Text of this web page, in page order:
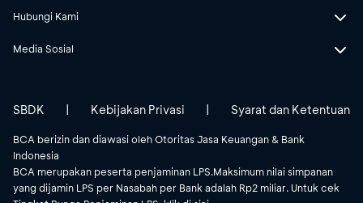
Hubungi Kami
Media Sosial
BCA berizin dan diawasi oleh Otoritas Jasa Keuangan & Bank
Indonesia
BCA merupakan peserta penjaminan LPS.Maksimum nilai simpanan
yang dijamin LPS per Nasabah per Bank adalah Rp2 miliar. Untuk cek
SBDK | Kebijakan Privasi | Syarat dan Ketentuan